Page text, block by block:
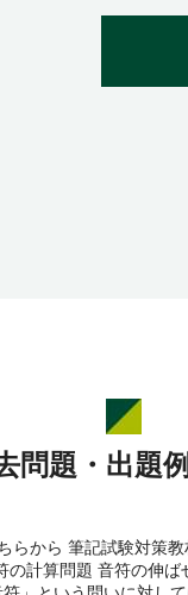
問題・出題
らから 筆記試験対策教
計算問題 音符の伸ば